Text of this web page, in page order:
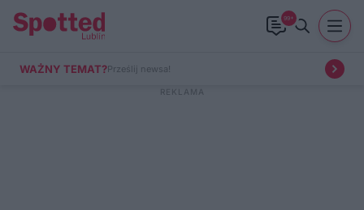
99+
WAŻNY TEMAT?Prześlij newsa!